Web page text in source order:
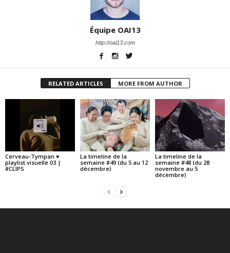
Équipe OAI13
http://oai13.com
RELATED ARTICLES MORE FROM AUTHOR
Cerveau-Tympan ♥
playlist visuelle 03 |
#CLIPS
La timeline de la
semaine #49 (du 5 au 12
décembre)
La timeline de la
semaine #48 (du 28
novembre au 5
décembre)